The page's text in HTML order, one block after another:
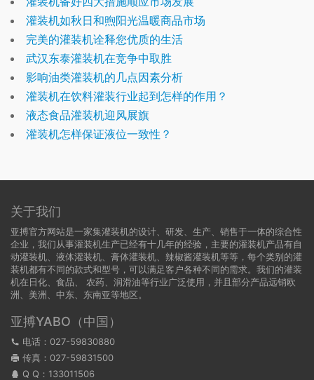
灌装机如秋日和煦阳光温暖商品市场
完美的灌装机诠释您优质的生活
武汉东泰灌装机在竞争中取胜
影响油类灌装机的几点因素分析
灌装机在饮料灌装行业起到怎样的作用？
液态食品灌装机迎风展旗
灌装机怎样保证液位一致性？
关于我们
亚搏官方网站是一家集灌装机的设计、研发、生产、销售于一体的综合性
企业，我们从事灌装机生产已经有十几年的经验，主要的灌装机产品有自
动灌装机、液体灌装机、膏体灌装机、辣椒酱灌装机等等，每个类别的灌
装机都有不同的款式和型号，可以满足客户各种不同的需求。我们的灌装
机在日化、食品、 农药、润滑油等行业广泛使用，并且部分产品远销欧
洲、美洲、中东、东南亚等地区。
亚搏YABO（中国）
电话：027-59830880
传真：027-59831500
Q Q： 133011506